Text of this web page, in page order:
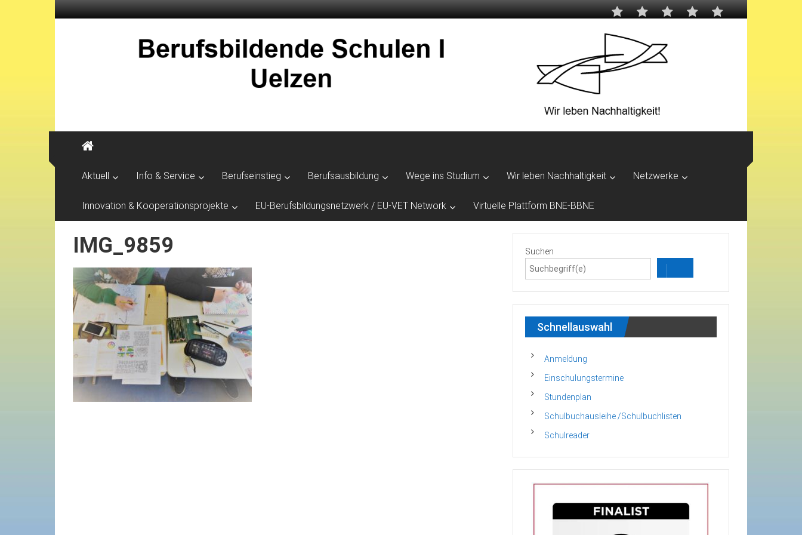
Aktuell Info & Service Berufseinstieg Berufsausbildung Wege ins Studium Wir leben Nachhaltigkeit Netzwerke
Innovation & Kooperationsprojekte EU-Berufsbildungsnetzwerk / EU-VET Network Virtuelle Plattform BNE-BBNE
IMG_9859 Suchen
Schnellauswahl
Anmeldung
Einschulungstermine
Stundenplan
Schulbuchausleihe /Schulbuchlisten
Schulreader